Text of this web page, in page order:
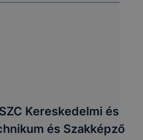
Kereskedelmi és
és Szakképző